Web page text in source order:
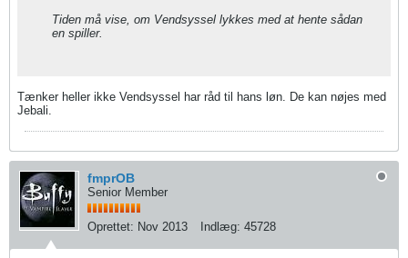
Tiden må vise, om Vendsyssel lykkes med at hente sådan
en spiller.
Tænker heller ikke Vendsyssel har råd til hans løn. De kan nøjes med
Jebali.
fmprOB
Senior Member
Oprettet: Nov 2013 Indlæg: 45728